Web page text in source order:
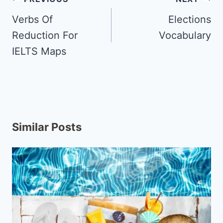
Verbs Of
Reduction For
IELTS Maps
Elections
Vocabulary
Similar Posts